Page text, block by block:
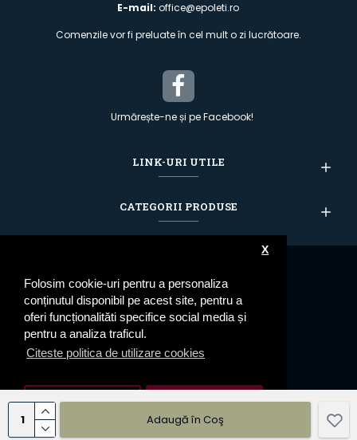
Folosim cookie-uri pentru a personaliza
conținutul disponibil pe acest site, pentru a
oferi funcționalităti specifice social media și
pentru a analiza traficul.
Citeste politica de utilizare cookies
X
Setari cookie De Acord
Adaugă în Coş
E-mail: office@epoleti.ro
Comenzile vor fi preluate în cel mult o zi lucrătoare.
Urmărește-ne și pe Facebook!
LINK-URI UTILE
CATEGORII PRODUSE
© 2023 Epoleti.ro - Toate drepturile rezervate